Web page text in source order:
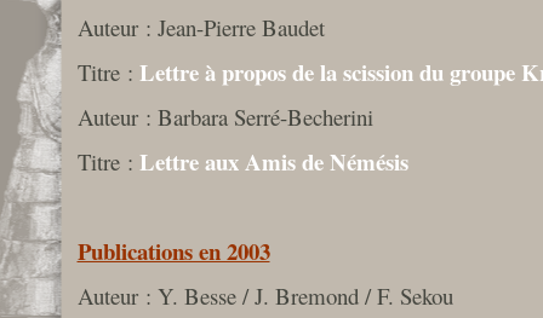
Auteur : Jean-Pierre Baudet
Titre : Lettre à propos de la scission du groupe
Auteur : Barbara Serré-Becherini
Titre : Lettre aux Amis de Némésis
Publications en 2003
Auteur : Y. Besse / J. Bremond / F. Sekou